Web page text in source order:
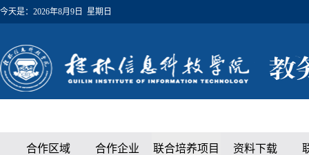
今天是： 2026年8月9日 星期日
合作区域 合作企业 联合培养项目 资料下载